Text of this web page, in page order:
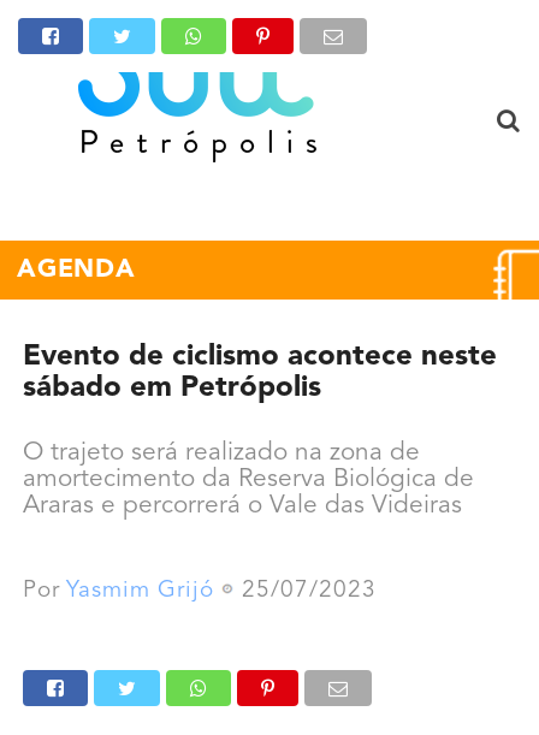
AGENDA
Evento de ciclismo acontece neste
sábado em Petrópolis
O trajeto será realizado na zona de
amortecimento da Reserva Biológica de
Araras e percorrerá o Vale das Videiras
Por Yasmim Grijó 25/07/2023